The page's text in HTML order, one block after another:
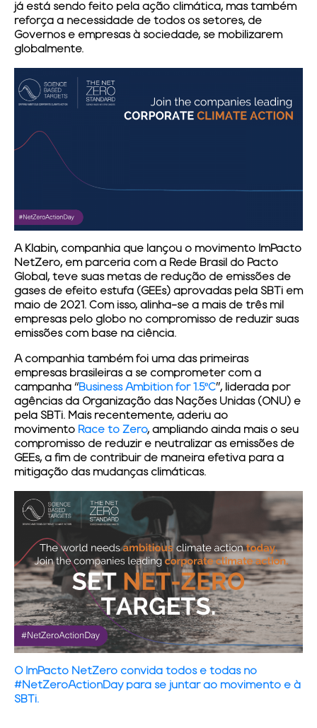
já está sendo feito pela ação climática, mas também
reforça a necessidade de todos os setores, de
Governos e empresas à sociedade, se mobilizarem
globalmente.
A Klabin, companhia que lançou o movimento ImPacto
NetZero, em parceria com a Rede Brasil do Pacto
Global , teve suas metas de redução de emissões de
gases de efeito estufa (GEEs) aprovadas pela SBTi em
maio de 2021. Com isso, alinha-se a mais de três mil
empresas pelo globo no compromisso de reduzir suas
emissões com base na ciência.
A companhia também foi uma das primeiras
empresas brasileiras a se comprometer com a
campanha “Business Ambition for 1.5ºC”, liderada por
agências da Organização das Nações Unidas (ONU) e
pela SBTi. Mais recentemente, aderiu ao
movimento Race to Zero, ampliando ainda mais o seu
compromisso de reduzir e neutralizar as emissões de
GEEs, a fim de contribuir de maneira efetiva para a
mitigação das mudanças climáticas.
O ImPacto NetZero convida todos e todas no
#NetZeroActionDay para se juntar ao movimento e à
SBTi.